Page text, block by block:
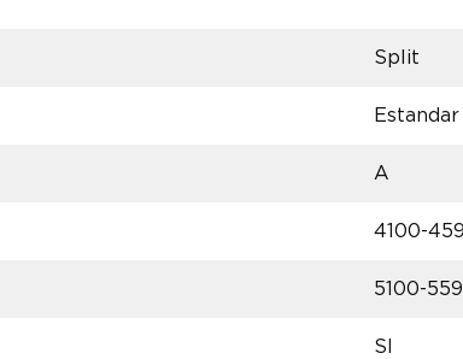
Split
Estandar
A
4100-
5100-
SI